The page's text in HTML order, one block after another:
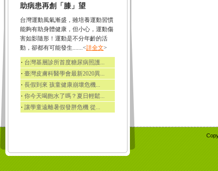
助病患再創「膝」望
台灣運動風氣漸盛，雖培養運動習慣
能夠有助身體健康，但小心，運動傷
害如影隨形！運動是不分年齡的活
動，卻都有可能發生.......<詳全文>
‧ 台灣基層診所首度糖尿病照護...
‧ 臺灣皮膚科醫學會最新2020異...
‧ 長假到來 孩童健康崩壞危機...
‧ 你今天喝飽水了嗎？夏日輕鬆...
‧ 讓學童遠離暑假發胖危機 從...